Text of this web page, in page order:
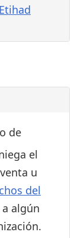
Etihad
de
el
u
del
algún